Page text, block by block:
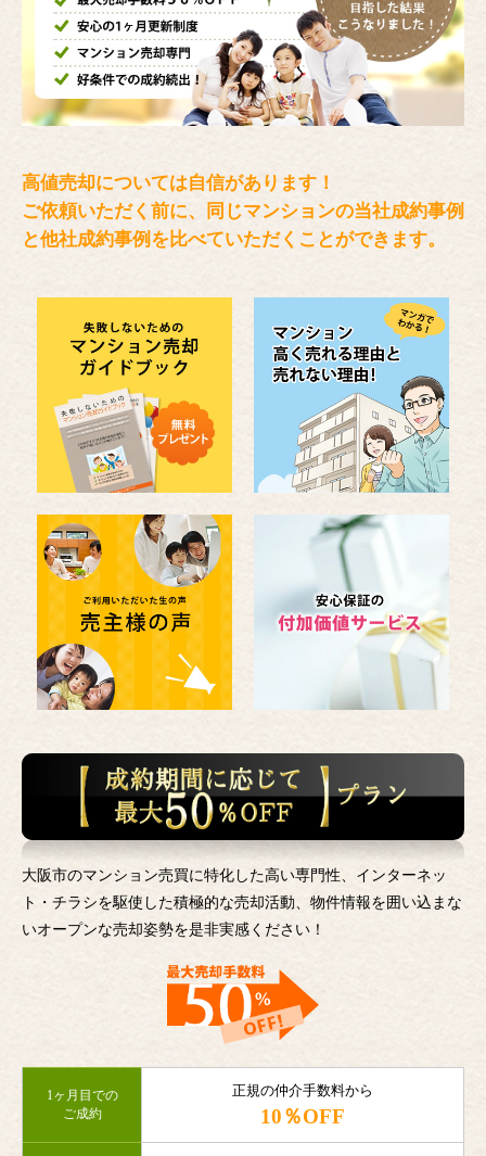
高値売却については自信があります！
ご依頼いただく前に、同じマンションの当社成約事例
と他社成約事例を比べていただくことができます。
大阪市のマンション売買に特化した高い専門性、インターネッ
ト・チラシを駆使した積極的な売却活動、 物件情報を囲い込まな
いオープンな売却姿勢を是非実感ください！
1ヶ月目での
ご成約
正規の仲介手数料から
10％OFF